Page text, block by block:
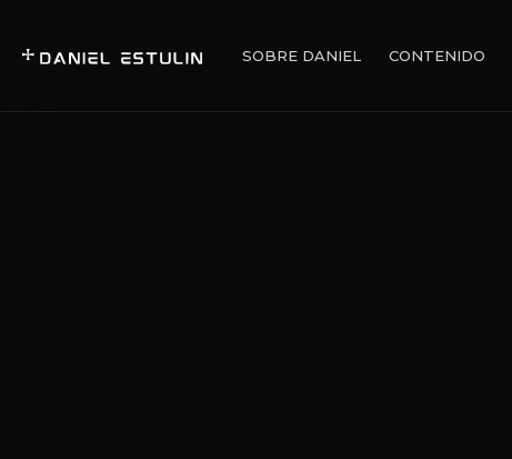
SOBRE DANIEL CONTENIDO